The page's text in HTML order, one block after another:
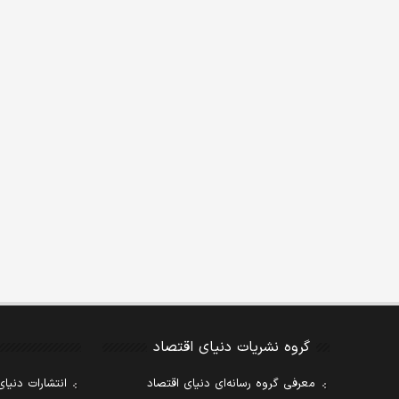
گروه نشریات دنیای اقتصاد
معرفی گروه رسانه‌ای دنیای اقتصاد انتشارات